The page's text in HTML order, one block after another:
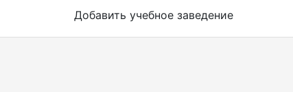
Добавить учебное заведение